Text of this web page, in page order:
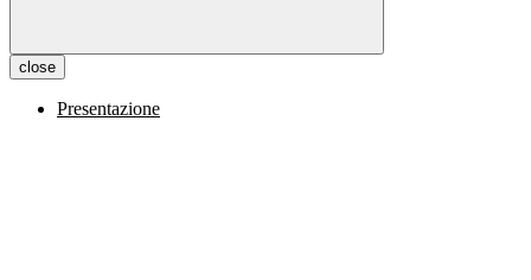
close
Presentazione